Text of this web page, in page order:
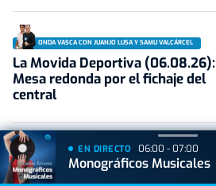
ONDA VASCA CON JUANJO LUSA Y SAMU VALCÁRCEL
La Movida Deportiva (06.08.26):
Mesa redonda por el fichaje del
central
ONDA VASCA CON JOSÉ MANUEL MONJE
Movida Deportiva con José
EN DIRECTO 06:00 - 07:00
Monográficos Musicales